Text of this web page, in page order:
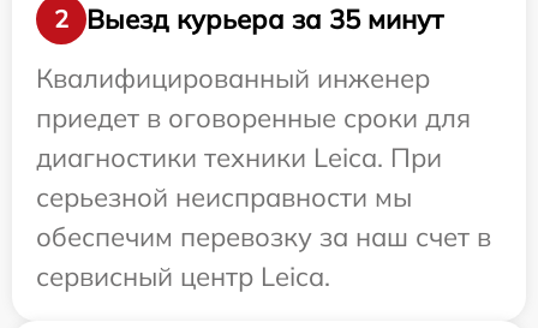
2
Выезд курьера за 35 минут
Квалифицированный инженер
приедет в оговоренные сроки для
диагностики техники Leica. При
серьезной неисправности мы
обеспечим перевозку за наш счет в
сервисный центр Leica.